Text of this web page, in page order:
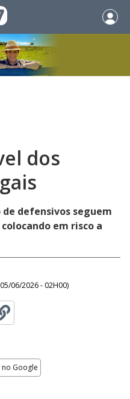
dos
defensivos seguem
em risco a
05/06/2026 - 02H00)
Google